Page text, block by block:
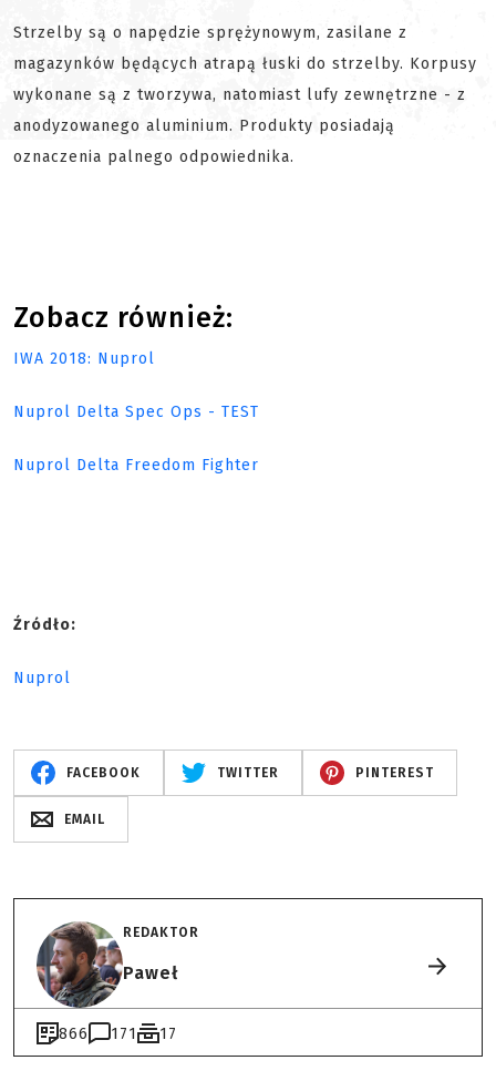
Strzelby są o napędzie sprężynowym, zasilane z
magazynków będących atrapą łuski do strzelby. Korpusy
wykonane są z tworzywa, natomiast lufy zewnętrzne - z
anodyzowanego aluminium. Produkty posiadają
oznaczenia palnego odpowiednika.
Zobacz również:
IWA 2018: Nuprol
Nuprol Delta Spec Ops - TEST
Nuprol Delta Freedom Fighter
Źródło:
Nuprol
FACEBOOK TWITTER PINTEREST
EMAIL
REDAKTOR
Paweł
866 171 17